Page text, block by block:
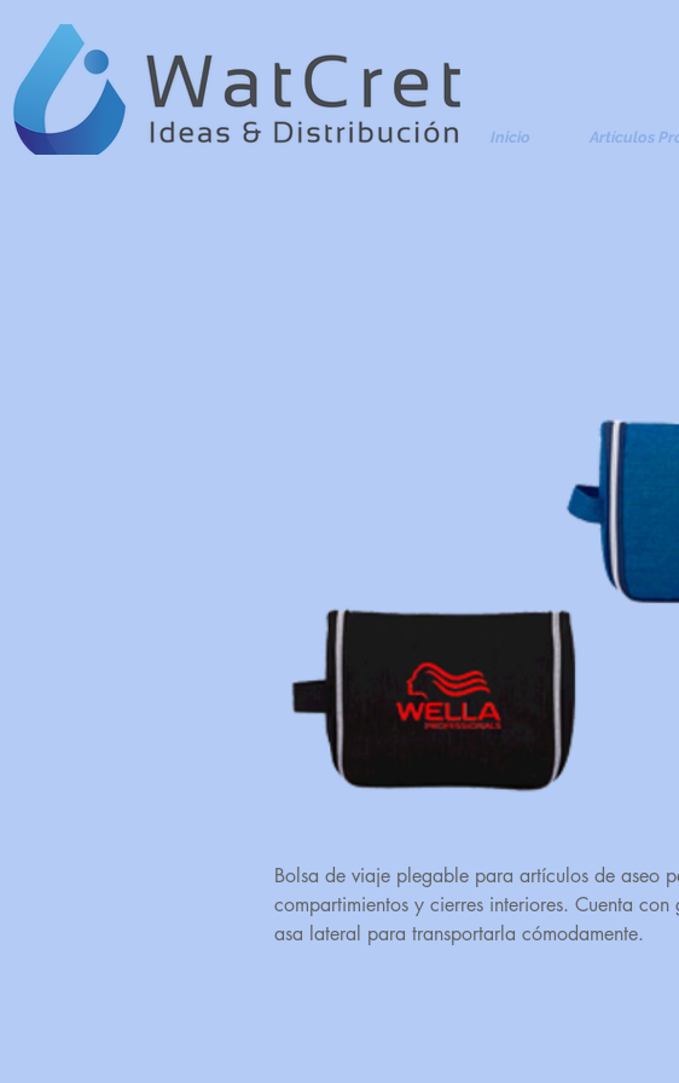
Inicio Artículos
Bolsa de viaje plegable para artículos de aseo
compartimientos y cierres interiores. Cuenta
asa lateral para transportarla cómodamente.